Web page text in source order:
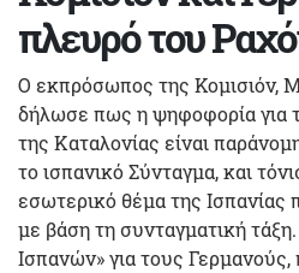
πλευρό του
Ο εκπρόσωπος της Κομισιόν,
δήλωσε πως η ψηφοφορία για
της Καταλονίας είναι
το ισπανικό Σύνταγμα, και
εσωτερικό θέμα της Ισπανίας
με βάση τη συνταγματική
Ισπανών» για τους